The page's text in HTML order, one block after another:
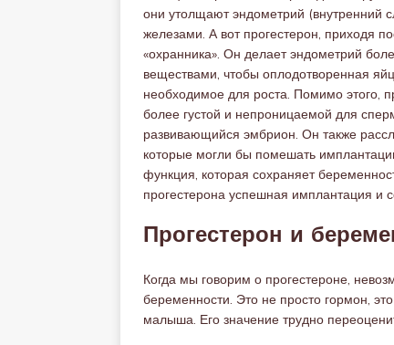
они утолщают эндометрий (внутренний
железами. А вот прогестерон, приходя
«охранника». Он делает эндометрий
веществами, чтобы оплодотворенная
необходимое для роста. Помимо этого,
более густой и непроницаемой для
развивающийся эмбрион. Он также
которые могли бы помешать
функция, которая сохраняет
прогестерона успешная имплантация и
Прогестерон и
Когда мы говорим о прогестероне,
беременности. Это не просто гормон,
малыша. Его значение трудно